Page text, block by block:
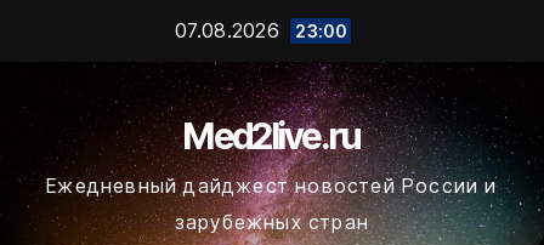
содержимому
07.08.2026 23:00
Med2live.ru
Ежедневный дайджест новостей России и
зарубежных стран